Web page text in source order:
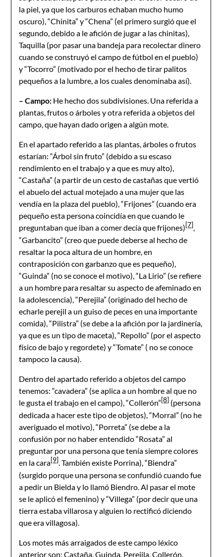
la piel, ya que los carburos echaban mucho humo
oscuro), “Chinita” y “Chena” (el primero surgió que el
segundo, debido a le afición de jugar a las chinitas),
Taquilla (por pasar una bandeja para recolectar dinero
cuando se construyó el campo de fútbol en el pueblo)
y “Tocorro” (motivado por el hecho de tirar palitos
pequeños a la lumbre, a los cuales denominaba así).
– Campo: He hecho dos subdivisiones. Una referida a
plantas, frutos o árboles y otra referida a objetos del
campo, que hayan dado origen a algún mote.
En el apartado referido a las plantas, árboles o frutos
estarían: “Árbol sin fruto” (debido a su escaso
rendimiento en el trabajo y a que es muy alto),
“Castaña” (a partir de un cesto de castañas que vertió
el abuelo del actual motejado a una mujer que las
vendía en la plaza del pueblo), “Frijones” (cuando era
pequeño esta persona coincidía en que cuando le
preguntaban que iban a comer decía que frijones)[7],
“Garbancito” (creo que puede deberse al hecho de
resaltar la poca altura de un hombre, en
contraposición con garbanzo que es pequeño),
“Guinda” (no se conoce el motivo), “La Lirio” (se refiere
a un hombre para resaltar su aspecto de afeminado en
la adolescencia), “Perejila” (originado del hecho de
echarle perejil a un guiso de peces en una importante
comida), “Pilistra” (se debe a la afición por la jardinería,
ya que es un tipo de maceta), “Repollo” (por el aspecto
físico de bajo y regordete) y “Tomate” ( no se conoce
tampoco la causa).
Dentro del apartado referido a objetos del campo
tenemos: “cavadera” (se aplica a un hombre al que no
le gusta el trabajo en el campo), “Collerón”[8] (persona
dedicada a hacer este tipo de objetos), “Morral” (no he
averiguado el motivo), “Porreta” (se debe a la
confusión por no haber entendido “Rosata” al
preguntar por una persona que tenía siempre colores
en la cara[9]. También existe Porrina), “Biendra”
(surgido porque una persona se confundió cuando fue
a pedir un Bielda y lo llamó Biendro. Al pasar el mote
se le aplicó el femenino) y “Villega” (por decir que una
tierra estaba villarosa y alguien lo rectificó diciendo
que era villagosa).
Los motes más arraigados de este campo léxico
anterior son: Castaña, Guinda, Perejila, Collerón,